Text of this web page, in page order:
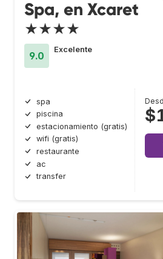
Spa, en Xcaret
★★★★
9.0
Excelente
spa
piscina
estacionamiento (gratis)
wifi (gratis)
restaurante
ac
transfer